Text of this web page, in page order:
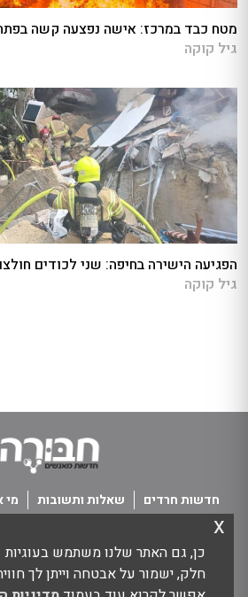
כן, גם האתר שלנו משתמש
חלק, ישמור על אבטחה וייתן לך
x
מטח כבד במרכז: אישה נפצעה קשה
גיל קוקה
הפגיעה הישירה בחיפה: שני לכודים
גיל קוקה
חדשות חרדים שאלות ותשובות מי
כל הזכויות שמורות חבורה -